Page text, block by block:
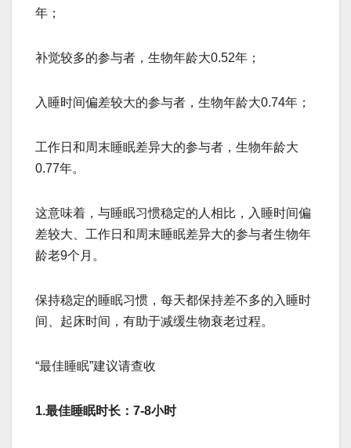
年；
补觉较多的参与者，生物年龄大0.52年；
入睡时间偏差较大的参与者，生物年龄大0.74年；
工作日和周末睡眠差异大的参与者，生物年龄大
0.77年。
这意味着，与睡眠习惯稳定的人相比，入睡时间偏
差较大、工作日和周末睡眠差异大的参与者生物年
龄老9个月。
保持稳定的睡眠习惯，每天都保持差不多的入睡时
间、起床时间，有助于减缓生物衰老过程。
“最佳睡眠”建议请查收
1.最佳睡眠时长：7-8小时